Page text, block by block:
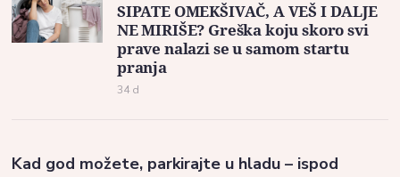
SIPATE OMEKŠIVAČ, A VEŠ I DALJE
NE MIRIŠE? Greška koju skoro svi
prave nalazi se u samom startu
pranja
34 d
Kad god možete, parkirajte u hladu – ispod